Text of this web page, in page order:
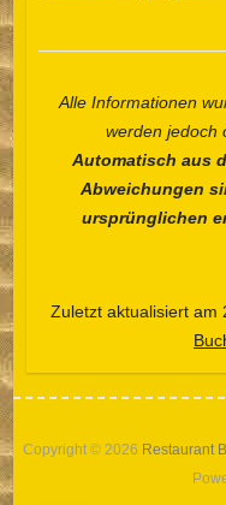
Alle Informationen
werden jedoch
Automatisch aus
Abweichungen
ursprünglichen
Zuletzt aktualisiert am
Copyright © 2026 Restaurant